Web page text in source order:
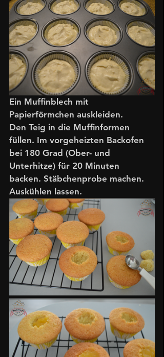
Ein Muffinblech mit
Papierförmchen auskleiden.
Den Teig in die Muffinformen
füllen. Im vorgeheizten Backofen
bei 180 Grad (Ober- und
Unterhitze) für 20 Minuten
backen. Stäbchenprobe machen.
Auskühlen lassen.